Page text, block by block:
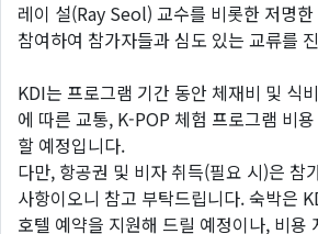
레이 설(Ray Seol) 교수를 비롯한 저명
참여하여 참가자들과 심도 있는 교류를
KDI는 프로그램 기간 동안 체재비 및 식
에 따른 교통, K-POP 체험 프로그램 비
할 예정입니다.
다만, 항공권 및 비자 취득(필요 시)은 참
사항이오니 참고 부탁드립니다. 숙박은
호텔 예약을 지원해 드릴 예정이나, 비용